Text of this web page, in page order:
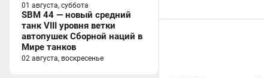
01 августа, суббота
SBM 44 — новый средний
танк VIII уровня ветки
автопушек Сборной наций в
Мире танков
02 августа, воскресенье